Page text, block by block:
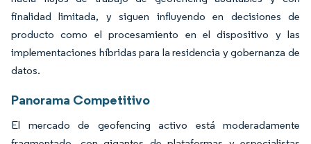
finalidad limitada, y siguen influyendo en decisiones de
producto como el procesamiento en el dispositivo y las
implementaciones híbridas para la residencia y gobernanza de
datos.
Panorama Competitivo
El mercado de geofencing activo está moderadamente